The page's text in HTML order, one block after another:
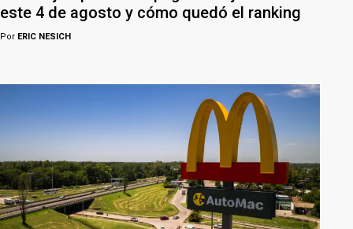
este 4 de agosto y cómo quedó el ranking
Por ERIC NESICH